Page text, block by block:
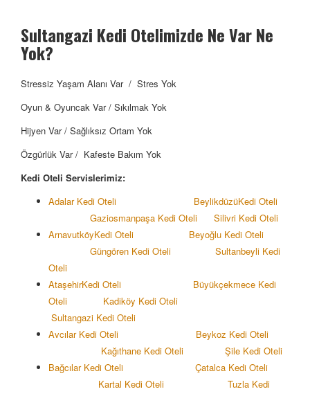
Sultangazi Kedi Otelimizde Ne Var Ne
Yok?
Stressiz Yaşam Alanı Var / Stres Yok
Oyun & Oyuncak Var / Sıkılmak Yok
Hijyen Var / Sağlıksız Ortam Yok
Özgürlük Var / Kafeste Bakım Yok
Kedi Oteli Servislerimiz:
Adalar Kedi Oteli
BeylikdüzüKedi Oteli
Gaziosmanpaşa Kedi Oteli
Silivri Kedi Oteli
ArnavutköyKedi Oteli
Beyoğlu Kedi Oteli
Güngören Kedi Oteli
Sultanbeyli Kedi
Oteli
AtaşehirKedi Oteli
Büyükçekmece Kedi
Oteli
Kadiköy Kedi Oteli
Sultangazi Kedi Oteli
Avcılar Kedi Oteli
Beykoz Kedi Oteli
Kağıthane Kedi Oteli
Şile Kedi Oteli
Bağcılar Kedi Oteli
Çatalca Kedi Oteli
Kartal Kedi Oteli
Tuzla Kedi